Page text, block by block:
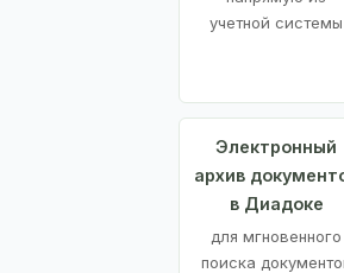
учетной системы
Электронный
архив
в Диадоке
для мгновенного
поиска